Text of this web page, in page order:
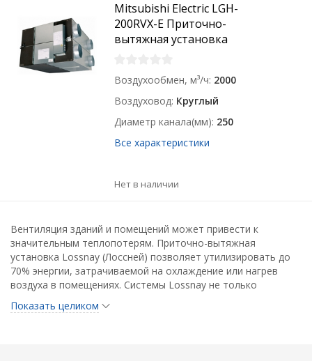
Mitsubishi Electric LGH-
200RVX-E Приточно-
вытяжная установка
Воздухообмен, м³/ч 2000
Воздуховод Круглый
Диаметр канала(мм) 250
Все характеристики
Нет в наличии
Вентиляция зданий и помещений может привести к
значительным теплопотерям. Приточно-вытяжная
установка Lossnay (Лоссней) позволяет утилизировать до
70% энергии, затрачиваемой на охлаждение или нагрев
воздуха в помещениях. Системы Lossnay не только
позволяют снизить стоимость оборудования до 30%
Показать целиком